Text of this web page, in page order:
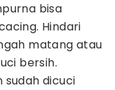
bisa
Hindari
matang atau
bersih.
sudah dicuci